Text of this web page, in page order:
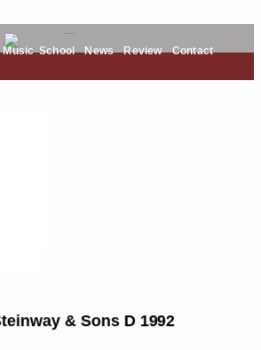
Music SchoolNewsReviewContact
& Sons D 1992